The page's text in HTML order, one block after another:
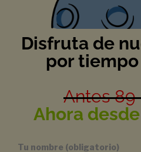
Disfruta de
por
Antes
Ahora
Tu nombre (obligatorio)